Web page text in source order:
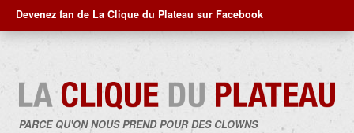
Devenez fan de La Clique du Plateau sur Facebook
PARCE QU'ON NOUS PREND POUR DES CLOWNS